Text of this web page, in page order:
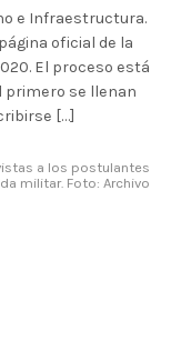
e Infraestructura.
oficial de la
El proceso está
primero se llenan
[…]
a los postulantes
militar. Foto: Archivo